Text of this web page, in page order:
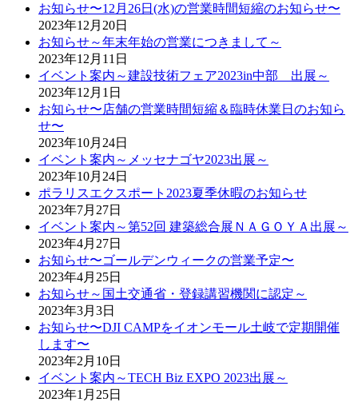
お知らせ〜12月26日(水)の営業時間短縮のお知らせ〜
2023年12月20日
お知らせ～年末年始の営業につきまして～
2023年12月11日
イベント案内～建設技術フェア2023in中部 出展～
2023年12月1日
お知らせ〜店舗の営業時間短縮＆臨時休業日のお知ら
せ〜
2023年10月24日
イベント案内～メッセナゴヤ2023出展～
2023年10月24日
ポラリスエクスポート2023夏季休暇のお知らせ
2023年7月27日
イベント案内～第52回 建築総合展ＮＡＧＯＹＡ出展～
2023年4月27日
お知らせ〜ゴールデンウィークの営業予定〜
2023年4月25日
お知らせ～国土交通省・登録講習機関に認定～
2023年3月3日
お知らせ〜DJI CAMPをイオンモール土岐で定期開催
します〜
2023年2月10日
イベント案内～TECH Biz EXPO 2023出展～
2023年1月25日